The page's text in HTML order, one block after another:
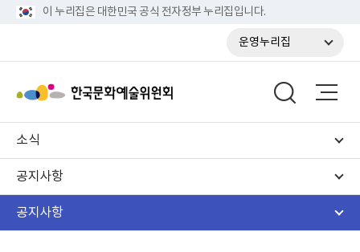
이 누리집은 대한민국 공식 전자정부 누리집입니다.
운영누리집
소식
공지사항
공지사항